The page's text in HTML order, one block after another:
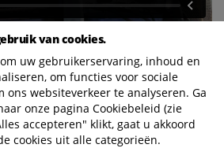
CHARGED TO PERFORM.
FOR LIFE.
van cookies.
uw gebruikerservaring, inhoud en
om functies voor sociale
ons websiteverkeer te analyseren. Ga
onze pagina Cookiebeleid (zie
accepteren" klikt, gaat u akkoord
cookies uit alle categorieën.